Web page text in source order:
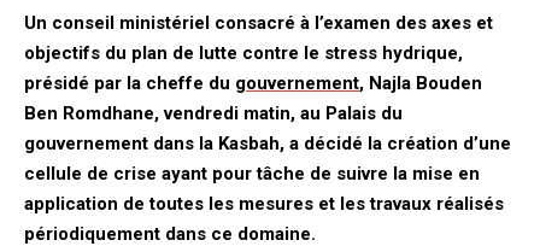
Un conseil ministériel consacré à l’examen des axes et
objectifs du plan de lutte contre le stress hydrique,
présidé par la cheffe du gouvernement, Najla Bouden
Ben Romdhane, vendredi matin, au Palais du
gouvernement dans la Kasbah, a décidé la création d’une
cellule de crise ayant pour tâche de suivre la mise en
application de toutes les mesures et les travaux réalisés
périodiquement dans ce domaine.